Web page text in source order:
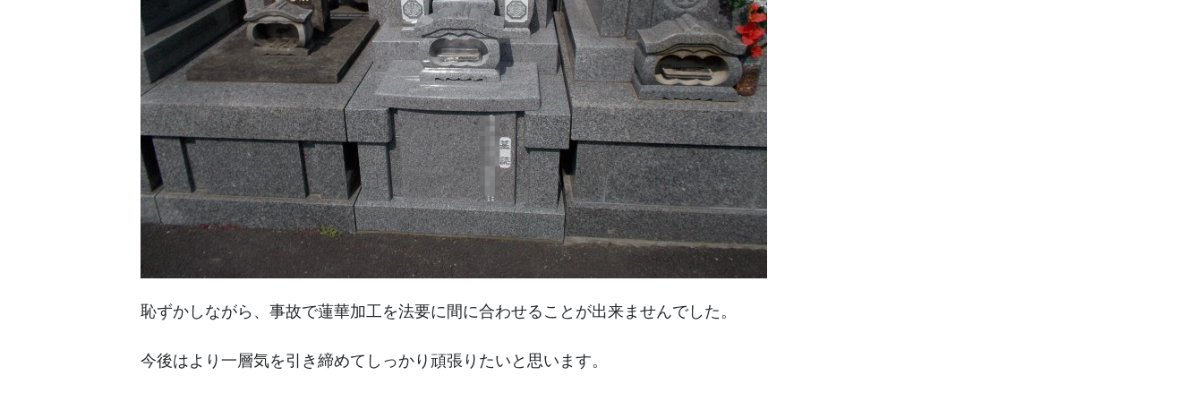
恥ずかしながら、事故で蓮華加工を法要に間に合わせることが出来ませんでした。
今後はより一層気を引き締めてしっかり頑張りたいと思います。